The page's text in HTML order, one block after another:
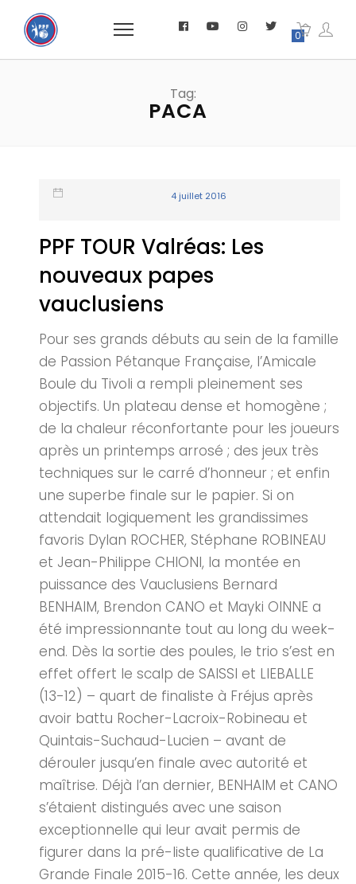
0
Tag:
PACA
4 juillet 2016
PPF TOUR Valréas: Les
nouveaux papes
vauclusiens
Pour ses grands débuts au sein de la famille
de Passion Pétanque Française, l’Amicale
Boule du Tivoli a rempli pleinement ses
objectifs. Un plateau dense et homogène ;
de la chaleur réconfortante pour les joueurs
après un printemps arrosé ; des jeux très
techniques sur le carré d’honneur ; et enfin
une superbe finale sur le papier. Si on
attendait logiquement les grandissimes
favoris Dylan ROCHER, Stéphane ROBINEAU
et Jean-Philippe CHIONI, la montée en
puissance des Vauclusiens Bernard
BENHAIM, Brendon CANO et Mayki OINNE a
été impressionnante tout au long du week-
end. Dès la sortie des poules, le trio s’est en
effet offert le scalp de SAISSI et LIEBALLE
(13-12) – quart de finaliste à Fréjus après
avoir battu Rocher-Lacroix-Robineau et
Quintais-Suchaud-Lucien – avant de
dérouler jusqu’en finale avec autorité et
maîtrise. Déjà l’an dernier, BENHAIM et CANO
s’étaient distingués avec une saison
exceptionnelle qui leur avait permis de
figurer dans la pré-liste qualificative de La
Grande Finale 2015-16. Cette année, les deux